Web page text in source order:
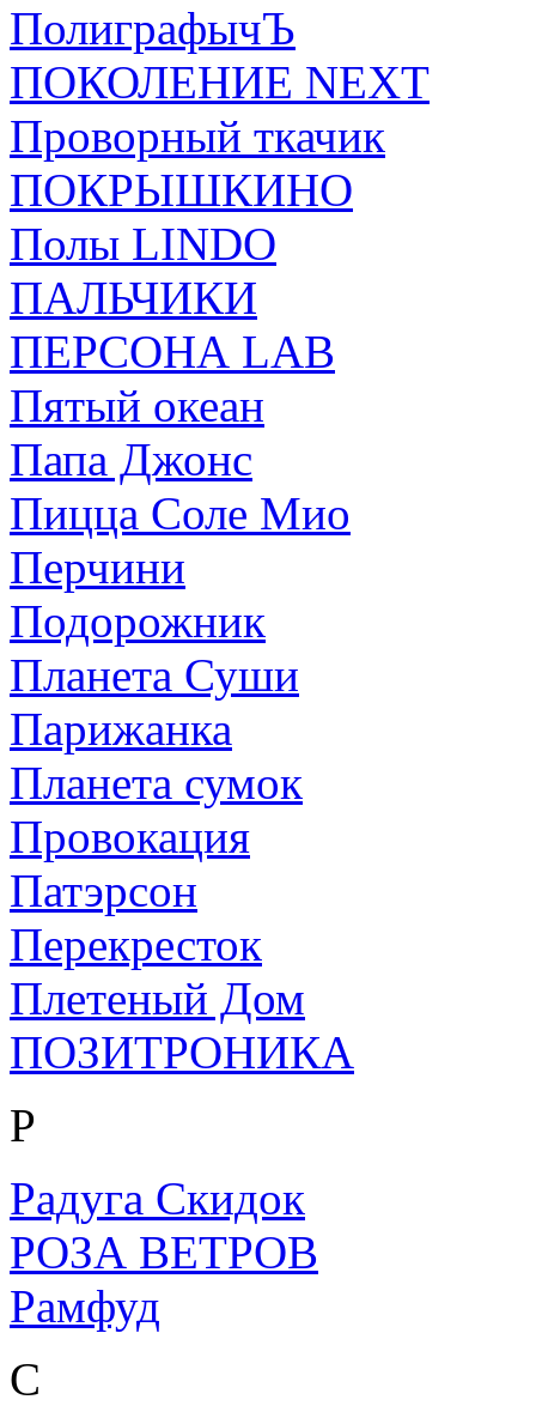
ПолиграфычЪ
ПОКОЛЕНИЕ NEXT
Проворный ткачик
ПОКРЫШКИНО
Полы LINDO
ПАЛЬЧИКИ
ПЕРСОНА LAB
Пятый океан
Папа Джонс
Пицца Соле Мио
Перчини
Подорожник
Планета Суши
Парижанка
Планета сумок
Провокация
Патэрсон
Перекресток
Плетеный Дом
ПОЗИТРОНИКА
Р
Радуга Скидок
РОЗА ВЕТРОВ
Рамфуд
С